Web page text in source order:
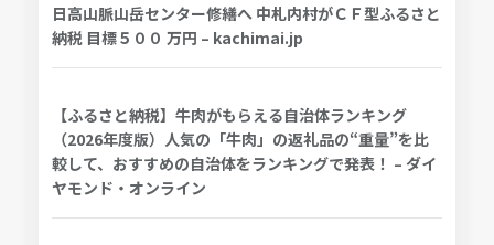
日高山脈山岳センター修繕へ 中札内村がＣＦ型ふるさと
納税 目標５００ 万円 – kachimai.jp
【ふるさと納税】牛肉がもらえる自治体ランキング
（2026年度版）人気の「牛肉」の返礼品の“重量”を比
較して、おすすめの自治体をランキングで発表！ – ダイ
ヤモンド・オンライン